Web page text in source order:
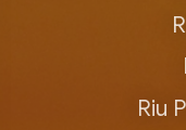
Riu